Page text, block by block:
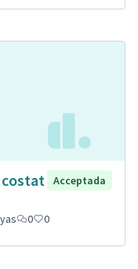
costat
Acceptada
0 0